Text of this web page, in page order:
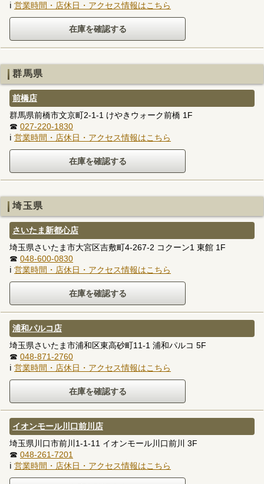
ℹ 営業時間・店休日・アクセス情報はこちら
群馬県
前橋店
群馬県前橋市文京町2-1-1 けやきウォーク前橋 1F
☎ 027-220-1830
ℹ 営業時間・店休日・アクセス情報はこちら
埼玉県
さいたま新都心店
埼玉県さいたま市大宮区吉敷町4-267-2 コクーン1 東館 1F
☎ 048-600-0830
ℹ 営業時間・店休日・アクセス情報はこちら
浦和パルコ店
埼玉県さいたま市浦和区東高砂町11-1 浦和パルコ 5F
☎ 048-871-2760
ℹ 営業時間・店休日・アクセス情報はこちら
イオンモール川口前川店
埼玉県川口市前川1-1-11 イオンモール川口前川 3F
☎ 048-261-7201
ℹ 営業時間・店休日・アクセス情報はこちら